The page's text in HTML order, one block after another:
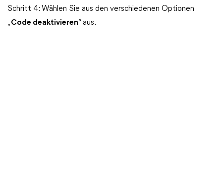
Schritt 4: Wählen Sie aus den verschiedenen Optionen
„Code deaktivieren“ aus.